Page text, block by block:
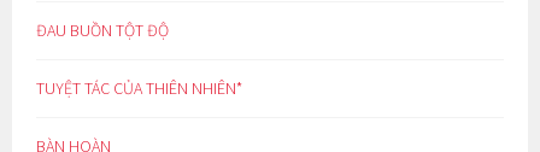
ĐAU BUỒN TỘT ĐỘ
TUYỆT TÁC CỦA THIÊN NHIÊN*
BÀN HOÀN